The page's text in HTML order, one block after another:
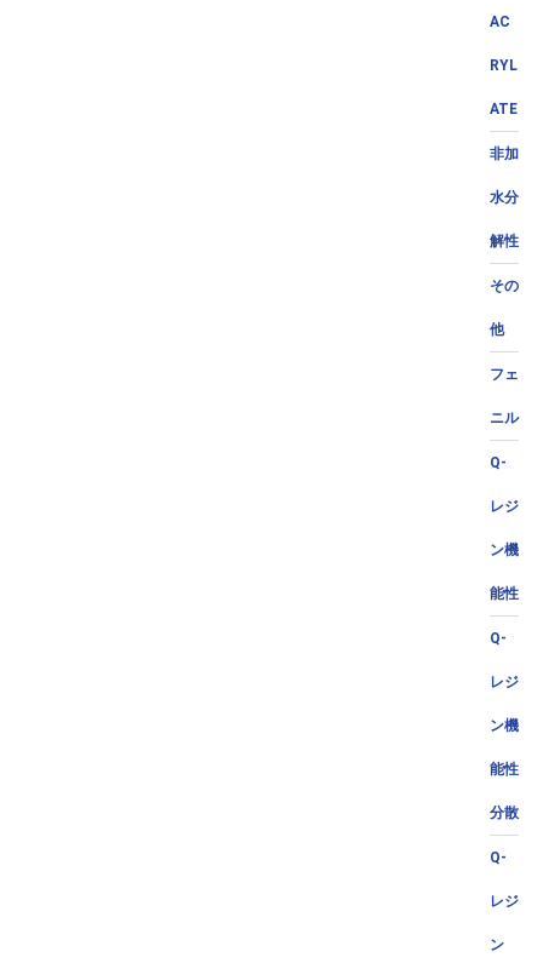
AC
RYL
ATE
非加
水分
解性
その
他
フェ
ニル
Q-
レジ
ン機
能性
Q-
レジ
ン機
能性
分散
Q-
レジ
ン